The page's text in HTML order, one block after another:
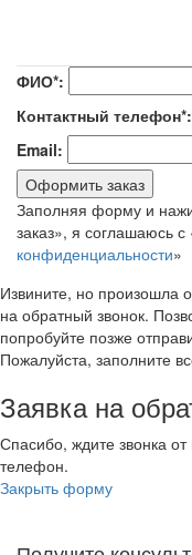
ФИО*:
Контактный телефон*:
Email:
Оформить заказ
Заполняя форму и
заказ», я соглашаюсь с
конфиденциальности»
Извините, но произошла
на обратный звонок.
попробуйте позже
Пожалуйста, заполните
Заявка на
Спасибо, ждите звонка
телефон.
Закрыть форму